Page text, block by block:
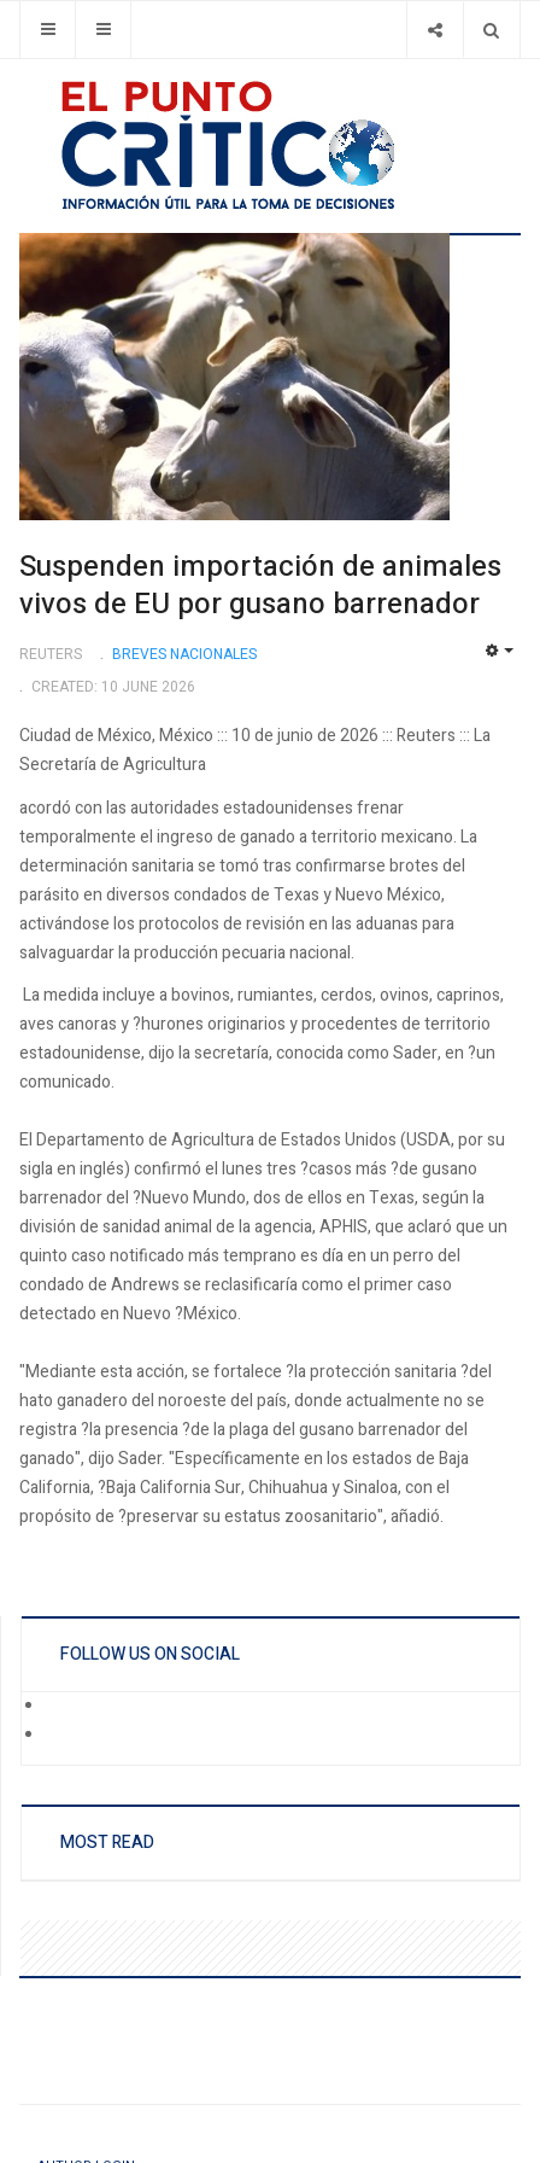
Suspenden importación de animales
vivos de EU por gusano barrenador
REUTERS
BREVES NACIONALES
CREATED: 10 JUNE 2026
Ciudad de México, México ::: 10 de junio de 2026 ::: Reuters ::: La
Secretaría de Agricultura
acordó con las autoridades estadounidenses frenar
temporalmente el ingreso de ganado a territorio mexicano. La
determinación sanitaria se tomó tras confirmarse brotes del
parásito en diversos condados de Texas y Nuevo México,
activándose los protocolos de revisión en las aduanas para
salvaguardar la producción pecuaria nacional.
La medida incluye a bovinos, rumiantes, cerdos, ovinos, caprinos,
aves canoras y ?hurones originarios y procedentes de territorio
estadounidense, dijo la secretaría, conocida como Sader, en ?un
comunicado.
El Departamento de Agricultura de Estados Unidos (USDA, por su
sigla en inglés) confirmó el lunes tres ?casos más ?de gusano
barrenador del ?Nuevo Mundo, dos de ellos en Texas, según la
división de sanidad animal de la agencia, APHIS, que aclaró que un
quinto caso notificado más temprano es día en un perro del
condado de Andrews se reclasificaría como el primer caso
detectado en Nuevo ?México.
"Mediante esta acción, se fortalece ?la protección sanitaria ?del
hato ganadero del noroeste del país, donde actualmente no se
registra ?la presencia ?de la plaga del gusano barrenador del
ganado", dijo Sader. "Específicamente en los estados de Baja
California, ?Baja California Sur, Chihuahua y Sinaloa, con el
propósito de ?preservar su estatus zoosanitario", añadió.
FOLLOW US ON SOCIAL
MOST READ